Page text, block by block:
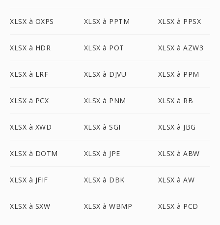
XLSX à OXPS XLSX à PPTM XLSX à PPSX
XLSX à HDR XLSX à POT XLSX à AZW3
XLSX à LRF XLSX à DJVU XLSX à PPM
XLSX à PCX XLSX à PNM XLSX à RB
XLSX à XWD XLSX à SGI XLSX à JBG
XLSX à DOTM XLSX à JPE XLSX à ABW
XLSX à JFIF XLSX à DBK XLSX à AW
XLSX à SXW XLSX à WBMP XLSX à PCD